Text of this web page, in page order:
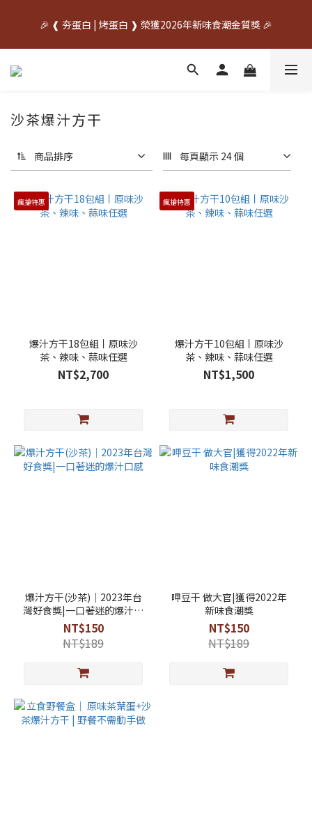
07/20~08/31🥚
🎉 ❰ 夯蛋白 | 烤蛋白 ❱ 榮獲2026年新味食潮金質獎 🎉
中秋先訂✦送禮不慌    🌙中秋早鳥優惠開跑🌙     🥚優惠期間
沙茶爆汁方干
商品排序 每頁顯示 24 個
瘋搶特惠
爆汁方干18包組丨原味沙
茶、辣味、蒜味任選
NT$2,700
瘋搶特惠
爆汁方干10包組丨原味沙
茶、辣味、蒜味任選
NT$1,500
爆汁方干(沙茶)｜2023年台
灣好食獎|一口著迷的爆汁口
感
NT$150
NT$189
呷豆干 做大官|獲得2022年
新味食潮獎
NT$150
NT$189